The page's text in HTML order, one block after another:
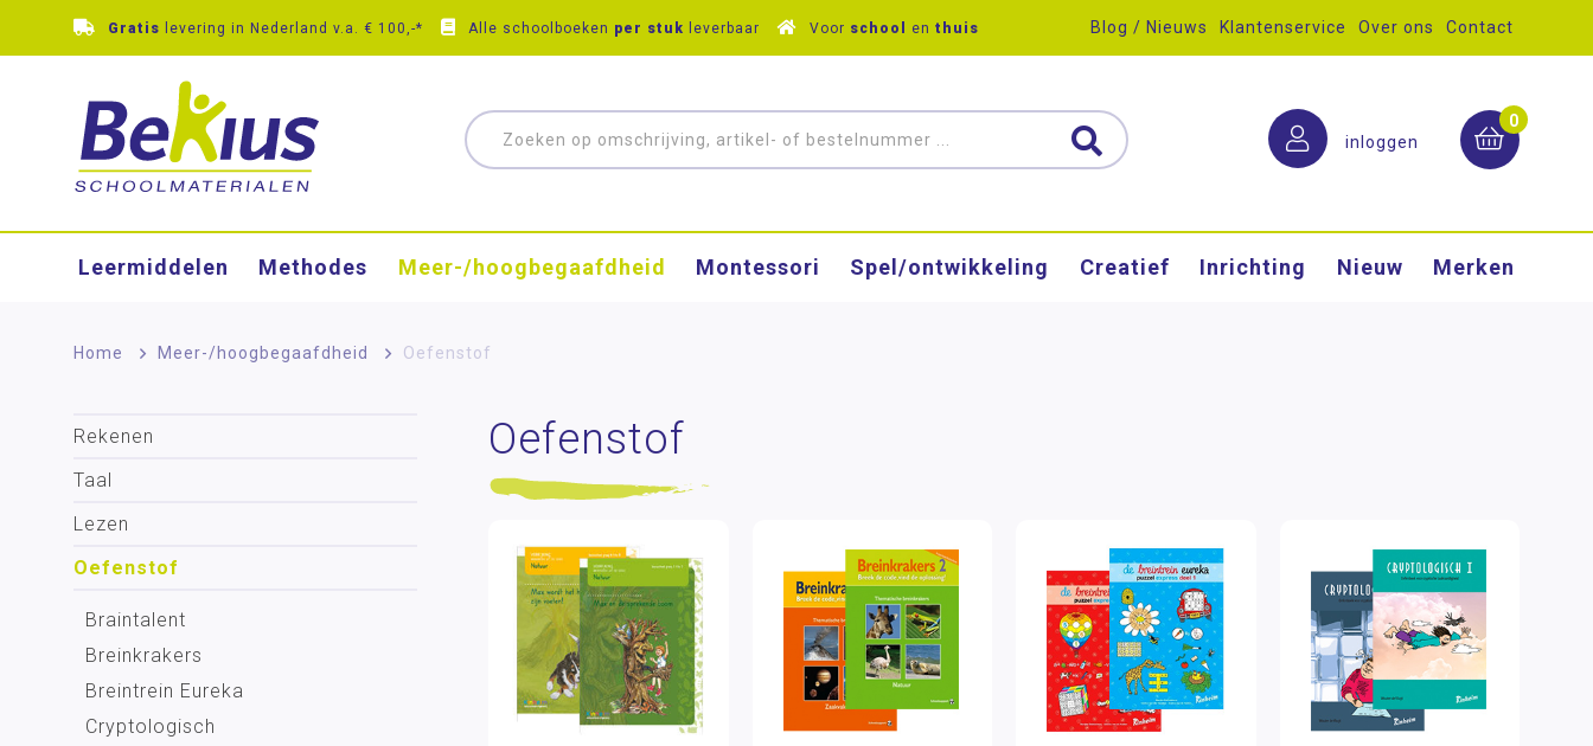
Gratis levering in Nederland v.a. € 100,-* Alle schoolboeken per stuk leverbaar Voor school en thuis Blog / Nieuws Klantenservice Over ons Contact
inloggen
0
Leermiddelen Methodes Meer-/hoog­begaafdheid Montessori Spel/ontwikkeling Creatief Inrichting Nieuw Merken
Home > Meer-/hoog­begaafdheid > Oefenstof
Rekenen
Taal
Lezen
Oefenstof
Braintalent
Breinkrakers
Breintrein Eureka
Cryptologisch
Oefenstof